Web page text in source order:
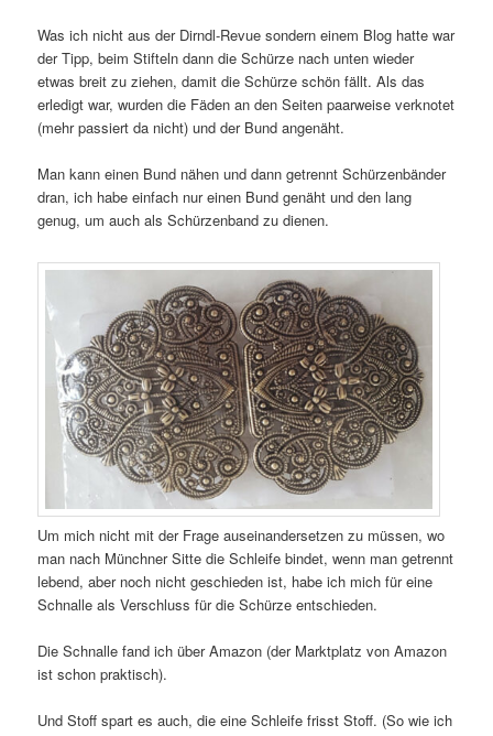
Was ich nicht aus der Dirndl-Revue sondern einem Blog hatte war
der Tipp, beim Stifteln dann die Schürze nach unten wieder
etwas breit zu ziehen, damit die Schürze schön fällt. Als das
erledigt war, wurden die Fäden an den Seiten paarweise verknotet
(mehr passiert da nicht) und der Bund angenäht.
Man kann einen Bund nähen und dann getrennt Schürzenbänder
dran, ich habe einfach nur einen Bund genäht und den lang
genug, um auch als Schürzenband zu dienen.
Um mich nicht mit der Frage auseinandersetzen zu müssen, wo
man nach Münchner Sitte die Schleife bindet, wenn man getrennt
lebend, aber noch nicht geschieden ist, habe ich mich für eine
Schnalle als Verschluss für die Schürze entschieden.
Die Schnalle fand ich über Amazon (der Marktplatz von Amazon
ist schon praktisch).
Und Stoff spart es auch, die eine Schleife frisst Stoff. (So wie ich